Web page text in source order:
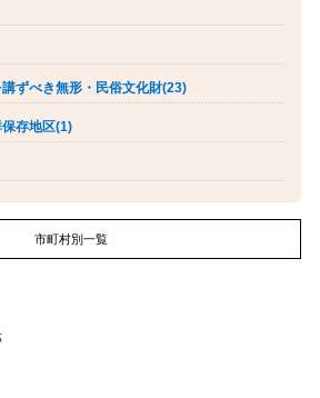
ずべき無形・民俗文化財(23)
存地区(1)
市町村別一覧